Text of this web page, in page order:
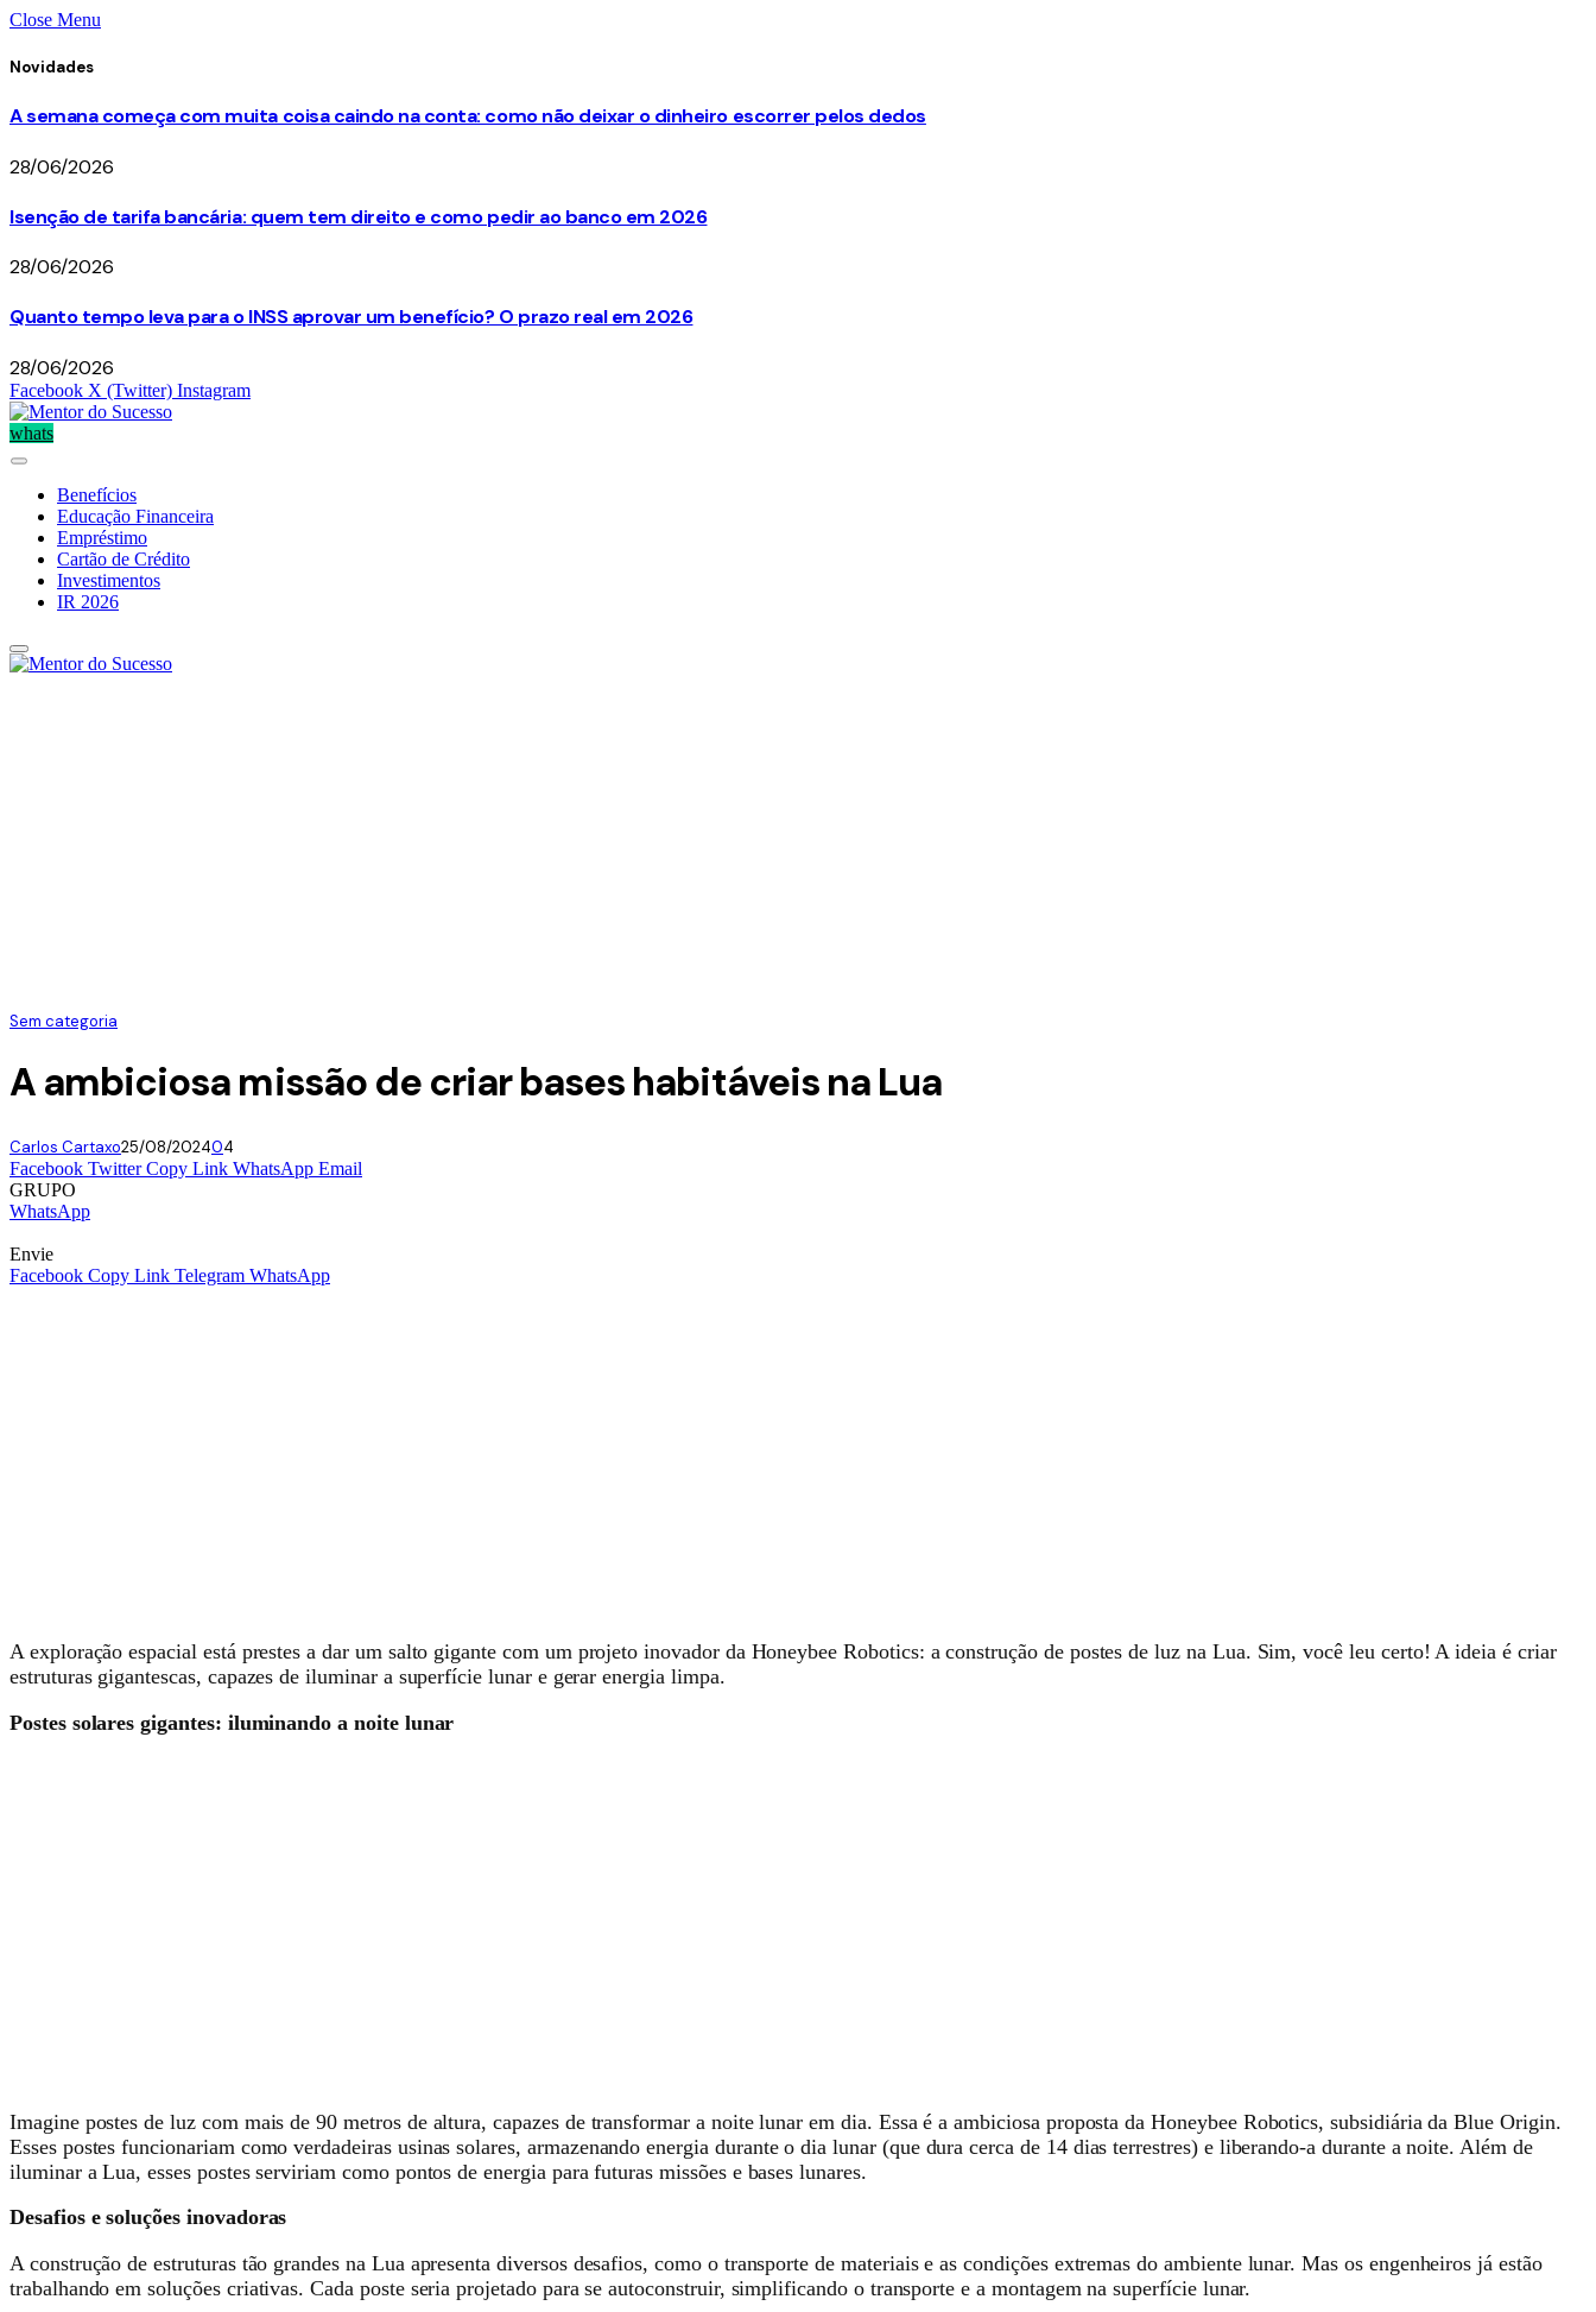
Close Menu
Novidades
A semana começa com muita coisa caindo na conta: como não deixar o dinheiro escorrer pelos dedos
28/06/2026
Isenção de tarifa bancária: quem tem direito e como pedir ao banco em 2026
28/06/2026
Quanto tempo leva para o INSS aprovar um benefício? O prazo real em 2026
28/06/2026
Facebook X (Twitter) Instagram
whats
Benefícios
Educação Financeira
Empréstimo
Cartão de Crédito
Investimentos
IR 2026
Sem categoria
A ambiciosa missão de criar bases habitáveis na Lua
Carlos Cartaxo25/08/202404
Facebook Twitter Copy Link WhatsApp Email
GRUPO
WhatsApp
Envie
Facebook Copy Link Telegram WhatsApp
A exploração espacial está prestes a dar um salto gigante com um projeto inovador da Honeybee Robotics: a construção de postes de luz na Lua. Sim, você leu certo! A ideia é criar
estruturas gigantescas, capazes de iluminar a superfície lunar e gerar energia limpa.
Postes solares gigantes: iluminando a noite lunar
Imagine postes de luz com mais de 90 metros de altura, capazes de transformar a noite lunar em dia. Essa é a ambiciosa proposta da Honeybee Robotics, subsidiária da Blue Origin.
Esses postes funcionariam como verdadeiras usinas solares, armazenando energia durante o dia lunar (que dura cerca de 14 dias terrestres) e liberando-a durante a noite. Além de
iluminar a Lua, esses postes serviriam como pontos de energia para futuras missões e bases lunares.
Desafios e soluções inovadoras
A construção de estruturas tão grandes na Lua apresenta diversos desafios, como o transporte de materiais e as condições extremas do ambiente lunar. Mas os engenheiros já estão
trabalhando em soluções criativas. Cada poste seria projetado para se autoconstruir, simplificando o transporte e a montagem na superfície lunar.